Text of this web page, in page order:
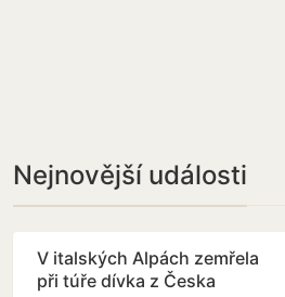
Nejnovější události
V italských Alpách zemřela
při túře dívka z Česka